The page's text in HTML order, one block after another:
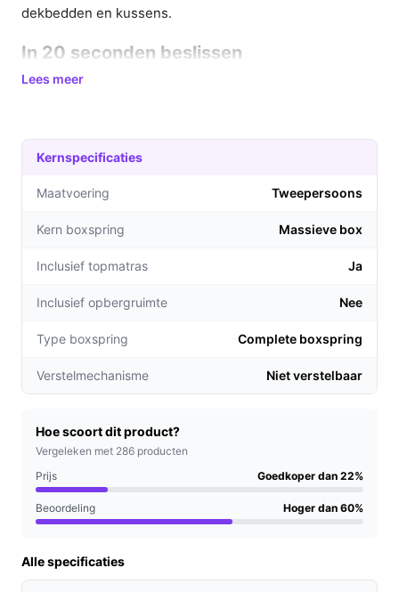
dekbedden en kussens.
In 20 seconden beslissen
Kopen als:
dekbed/kussens, en je maximaal 120 kg per
persoon belastbaarheid voldoende vindt.
Niet kopen als:
je een verstelbaar hoofdeind wilt
je zwaardere belastbaarheid nodig hebt dan 120
kg.
hoogte (66 cm) en de maximale belastbaarheid
slaapkamertoegang.
Wat je in de praktijk merkt
het in- en uitstappen vergemakkelijkt. De basis bestaat
pocketvering-matras en een koudschuimtopper; dat
levert een opbouw die gewoonlijk als complete set
zichtbare uiterlijk en is praktisch omdat er bij de set ook
een dekbed en twee kussens worden meegeleverd, dus
Lees meer
Kernspecificaties
Maatvoering Tweepersoons
Kern boxspring Massieve box
Inclusief topmatras Ja
Inclusief opbergruimte Nee
Type boxspring Complete boxspring
Verstelmechanisme Niet verstelbaar
Hoe scoort dit product?
Vergeleken met 286 producten
Prijs
Goedkoper dan 22%
Beoordeling Hoger dan 60%
Alle specificaties